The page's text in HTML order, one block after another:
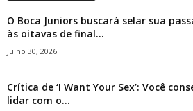
O Boca Juniors buscará selar sua
às oitavas de final...
Julho 30, 2026
Crítica de ‘I Want Your Sex’: Você
lidar com o...